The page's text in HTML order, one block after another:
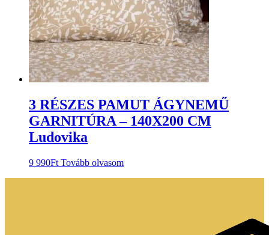
3 RÉSZES PAMUT ÁGYNEMŰ
GARNITÚRA – 140X200 CM
Ludovika
9 990Ft Tovább olvasom